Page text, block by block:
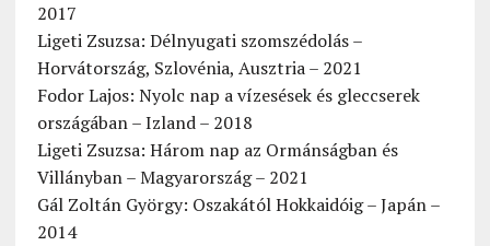
2017
Ligeti Zsuzsa: Délnyugati szomszédolás –
Horvátország, Szlovénia, Ausztria – 2021
Fodor Lajos: Nyolc nap a vízesések és gleccserek
országában – Izland – 2018
Ligeti Zsuzsa: Három nap az Ormánságban és
Villányban – Magyarország – 2021
Gál Zoltán György: Oszakától Hokkaidóig – Japán –
2014